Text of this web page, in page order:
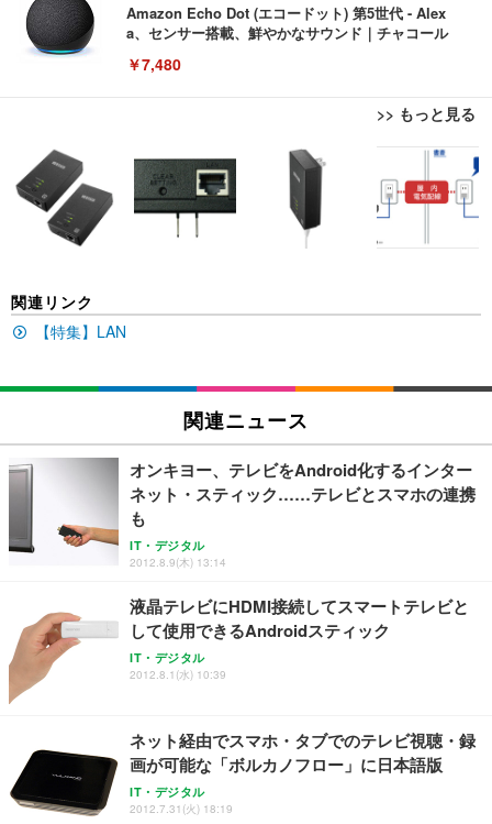
Amazon Echo Dot (エコードット) 第5世代 - Alex
a、センサー搭載、鮮やかなサウンド｜チャコール
￥7,480
>> もっと見る
[EdoErgo] オフィスチェア 椅子 テレワーク 疲れな
い 跳ね上げ式アームレスト コンパクト 約105度ロッ
キング pc 事務椅子 360度回転 座面昇降 強化ナイロ
ン樹脂ベース 通気性メッシュ 在宅ワーク H-WY01
(黒網+黒枠+黒足)
￥5,699
ュチェア 人間工学 疲れない ブラック
Sezlife オフィスチェア デスクチェア 疲れない テレ
ワーク チェア 強化バックレスト 30度ロッキング機
レスト 3Dヘッドレスト ハンガー付き 高反発クッシ
ョン PCチェア 通気性メッシュ ゲーミング/勉強/事
務用 おしゃれ パソコンチェア (ブラック)
￥7,680
Sezlife オフィスチェア デスクチェア 疲れない テレ
ワーク チェア 強化バックレスト 30度ロッキング機
レスト 3Dヘッドレスト ハンガー付き 高反発クッシ
ョン PCチェア 通気性メッシュ ゲーミング/勉強/事
務用 おしゃれ パソコンチェア (ホワイト)
￥7,680
ANDWINT オフィスチェア デスクチェア 肘なし メ
ト 幅52×奥行58.5×高さ84～96cm テレワーク 在宅
勤務 ブラック
￥4,139
EIZO ビジネス向けプレミアムモニター | FlexScan
EV3240X-WT | 31.5型4K UHD・USB Type-C・ホワ
イト
￥105,595
【純正品】27"ゲーミングモニター DualSense 充電
フック付き（CFI-ZDM1J）
￥49,979
【整備済み品】Dell E2724HS 27インチ 液晶モニタ
ー フルHD（1920×1080）VA 非光沢 HDMI/DisplayP
応 ComfortView ビジネス向け
￥15,800
【MiniLED/24.5inch/280Hz/FHD】GRAPHT THE S
像低減 (3年保証 | 輝点保証 | 日本メーカー)
￥34,980
Amazonベーシック ペットシーツ 薄型 レギュラー 1
回使い捨て 無香料 ホワイト 300枚
￥3,373
x2袋(84枚) ホワイト(吸収面:ライトブルー)
ネオ・ルーライフ ネオ・オムツ L 中型犬用 26枚入
り 単品
￥1,800
Smart Basic(スマートベーシック) 【Amazon.co.jp
限定】 Smart Basic アイリスオーヤマ ペットシーツ
￥3,670
アイリスオーヤマ ペットシーツ 超厚型 お徳用 レギ
￥3,731
関連リンク
【特集】LAN
関連ニュース
オンキヨー、テレビをAndroid化するインター
ネット・スティック……テレビとスマホの連携
も
IT・デジタル
2012.8.9(木) 13:14
液晶テレビにHDMI接続してスマートテレビと
して使用できるAndroidスティック
IT・デジタル
2012.8.1(水) 10:39
ネット経由でスマホ・タブでのテレビ視聴・録
画が可能な「ボルカノフロー」に日本語版
IT・デジタル
2012.7.31(火) 18:19